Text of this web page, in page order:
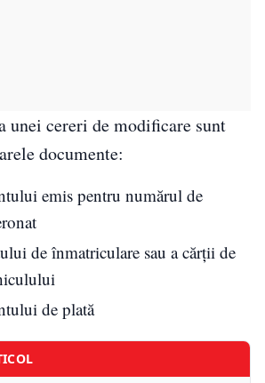
unei cereri de modificare sunt
documente:
emis pentru numărul de
de înmatriculare sau a cărții de
de plată